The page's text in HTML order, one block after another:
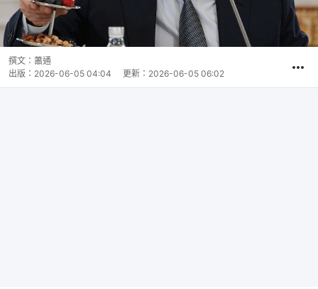
撰文： 蕭通
出版： 2026-06-05 04:04 更新： 2026-06-05 06:02